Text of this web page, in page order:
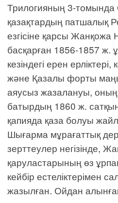
Трилогияның 3-томында
қазақтардың патшалық
езгісіне қарсы
басқарған 1856-1857 ж.
кезіндегі ерен ерліктері,
және Қазалы форты
аяусыз жазалануы,
батырдың 1860 ж.
қапияда қаза болуы
Шығарма мұрағаттық
зерттеулер негізінде,
қаруластарының өз
кейбір естеліктерімен
жазылған. Ойдан